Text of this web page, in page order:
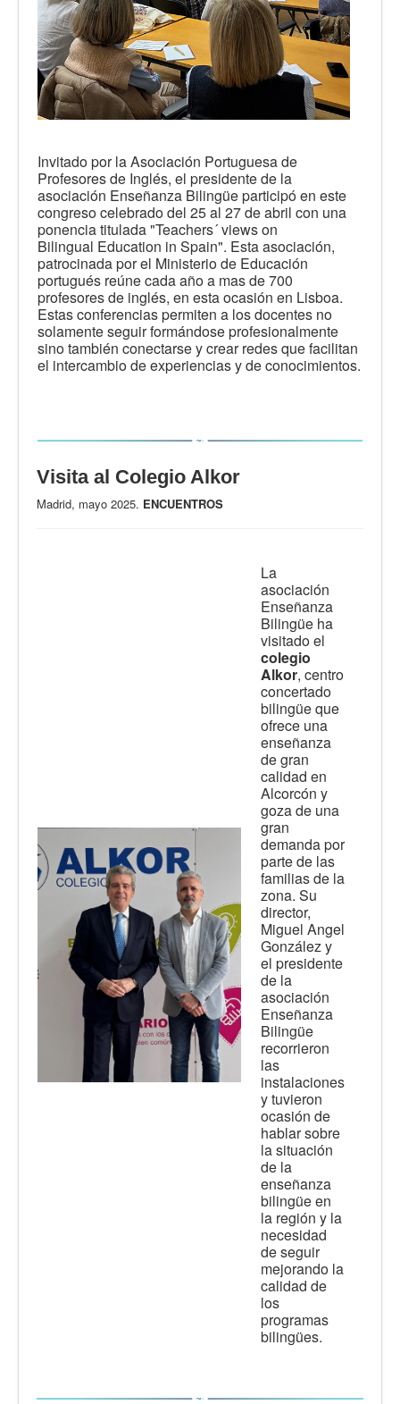
Invitado por la Asociación Portuguesa de
Profesores de Inglés, el presidente de la
asociación Enseñanza Bilingüe participó en este
congreso celebrado del 25 al 27 de abril con una
ponencia titulada "Teachers´ views on
Bilingual Education in Spain". Esta asociación,
patrocinada por el Ministerio de Educación
portugués reúne cada año a mas de 700
profesores de inglés, en esta ocasión en Lisboa.
Estas conferencias permiten a los docentes no
solamente seguir formándose profesionalmente
sino también conectarse y crear redes que facilitan
el intercambio de experiencias y de conocimientos.
Visita al Colegio Alkor
Madrid, mayo 2025. ENCUENTROS
La
asociación
Enseñanza
Bilingüe ha
visitado el
colegio
Alkor, centro
concertado
bilingüe que
ofrece una
enseñanza
de gran
calidad en
Alcorcón y
goza de una
gran
demanda por
parte de las
familias de la
zona. Su
director,
Miguel Angel
González y
el presidente
de la
asociación
Enseñanza
Bilingüe
recorrieron
las
instalaciones
y tuvieron
ocasión de
hablar sobre
la situación
de la
enseñanza
bilingüe en
la región y la
necesidad
de seguir
mejorando la
calidad de
los
programas
bilingües.